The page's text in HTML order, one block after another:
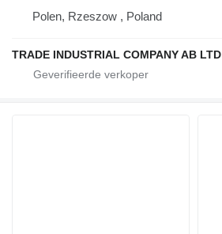
Polen, Rzeszow , Poland
TRADE INDUSTRIAL COMPANY AB LTD